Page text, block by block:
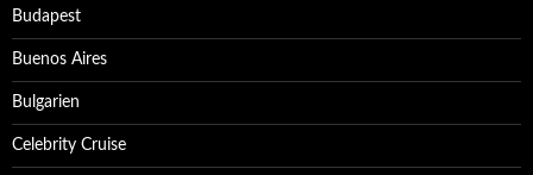
Budapest
Buenos Aires
Bulgarien
Celebrity Cruise